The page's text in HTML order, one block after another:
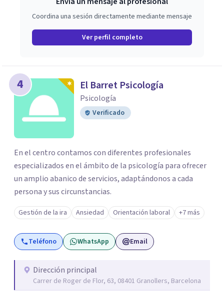
Coordina una sesión directamente mediante mensaje
Ver perfil completo
4 El Barret Psicología
Psicología
Verificado
En el centro contamos con diferentes profesionales
especializados en el ámbito de la psicología para ofrecer
un amplio abanico de servicios, adaptándonos a cada
persona y sus circunstancias.
Gestión de la ira Ansiedad Orientación laboral +7 más
Teléfono WhatsApp Email
Dirección principal
Carrer de Roger de Flor, 63, 08401 Granollers, Barcelona